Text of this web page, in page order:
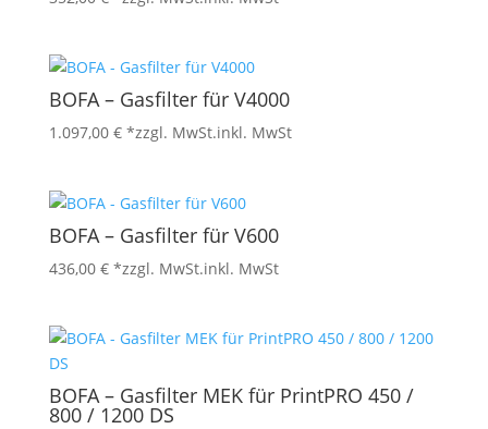
BOFA – Gasfilter für V4000
1.097,00 € *zzgl. MwSt.inkl. MwSt
BOFA – Gasfilter für V600
436,00 € *zzgl. MwSt.inkl. MwSt
BOFA – Gasfilter MEK für PrintPRO 450 /
800 / 1200 DS